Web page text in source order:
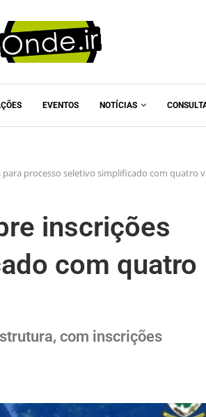
EVENTOS NOTÍCIAS
processo seletivo simplificado com quatro
inscrições
com quatro
com inscrições